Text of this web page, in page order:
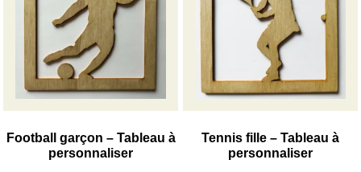
du
du
Football garçon – Tableau à
personnaliser
Tennis fille – Tableau à
personnaliser